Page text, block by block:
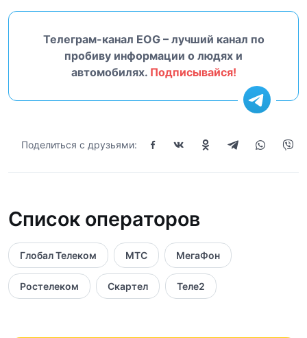
Телеграм-канал EOG – лучший канал по
пробиву информации о людях и
автомобилях. Подписывайся!
Поделиться с друзьями:
Список операторов
Глобал Телеком МТС МегаФон
Ростелеком Скартел Теле2